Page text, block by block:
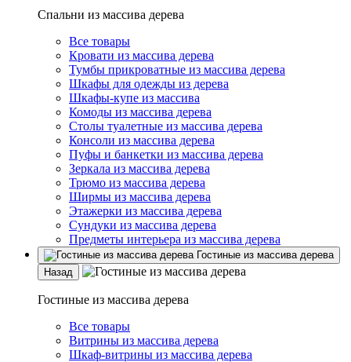
Спальни из массива дерева
Все товары
Кровати из массива дерева
Тумбы прикроватные из массива дерева
Шкафы для одежды из дерева
Шкафы-купе из массива
Комоды из массива дерева
Столы туалетные из массива дерева
Консоли из массива дерева
Пуфы и банкетки из массива дерева
Зеркала из массива дерева
Трюмо из массива дерева
Ширмы из массива дерева
Этажерки из массива дерева
Сундуки из массива дерева
Предметы интерьера из массива дерева
Гостиные из массива дерева
Назад
Гостиные из массива дерева
Все товары
Витрины из массива дерева
Шкаф-витрины из массива дерева